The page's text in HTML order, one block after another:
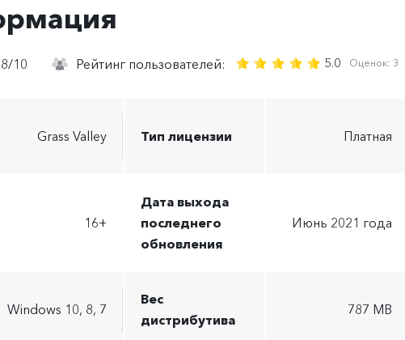
10 Рейтинг пользователей: 5.0 Оценок: 3
Grass Valley Тип лицензии Платная
16+
Дата выхода
последнего
обновления
Июнь 2021 года
Windows 10, 8, 7
Вес
дистрибутива
787 MB